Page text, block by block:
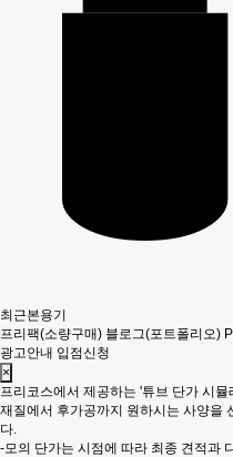
최근본용기
프리팩(소량구매) 블로그(포트폴리오)
광고안내 입점신청
×
프리코스에서 제공하는 '튜브 단가 시뮬
재질에서 후가공까지 원하시는 사양을
다.
-모의 단가는 시점에 따라 최종 견적과